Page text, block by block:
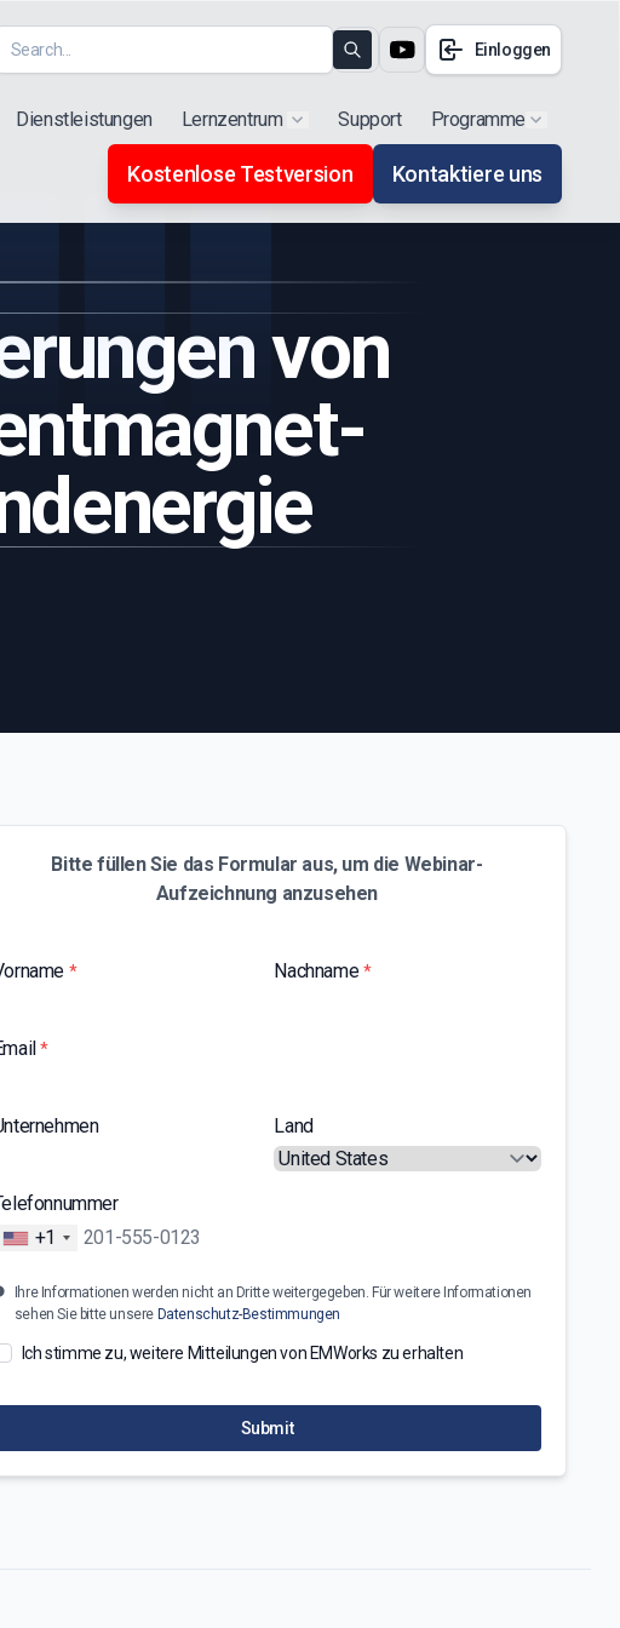
Search Einloggen
Dienstleistungen Lernzentrum Show submenu for "Products"
Support Programme Show
Kostenlose Testversion Kontaktiere uns
von
Bitte füllen Sie das Formular aus, um die Webinar-
Aufzeichnung anzusehen
* Nachname*
*
Land
+1
Ihre Informationen werden nicht an Dritte weitergegeben. Für weitere Informationen
sehen Sie bitte unsere Datenschutz-Bestimmungen
Ich stimme zu, weitere Mitteilungen von EMWorks zu erhalten
Submit